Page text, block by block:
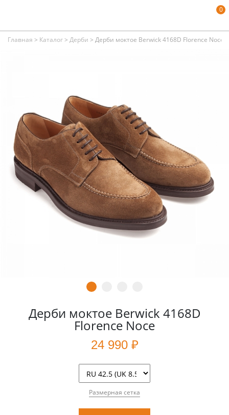
0
Главная > Каталог> Дерби > Дерби моктое Berwick 4168D Florence Noce
Дерби моктое Berwick 4168D
Florence Noce
24 990 ₽
Размерная сетка